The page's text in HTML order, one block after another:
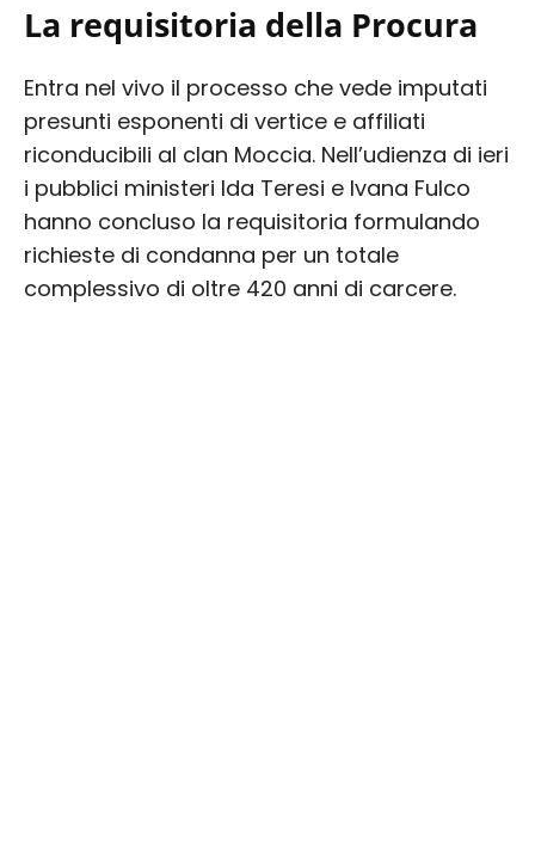
La requisitoria della Procura
Entra nel vivo il processo che vede imputati
presunti esponenti di vertice e affiliati
riconducibili al clan Moccia. Nell’udienza di ieri
i pubblici ministeri Ida Teresi e Ivana Fulco
hanno concluso la requisitoria formulando
richieste di condanna per un totale
complessivo di oltre 420 anni di carcere.